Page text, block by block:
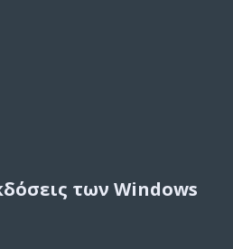
των Windows